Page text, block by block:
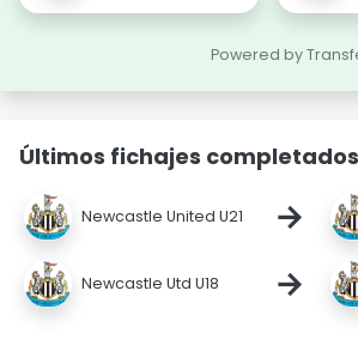
Powered by
Últimos fichajes completados
Newcastle United U21 →
Newcastle Utd U18 →